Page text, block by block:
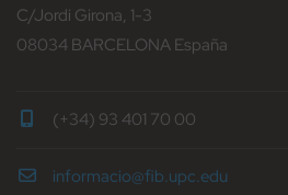
C/Jordi Girona, 1-3
08034 BARCELONA España
(+34) 93 401 70 00
informacio@fib.upc.edu